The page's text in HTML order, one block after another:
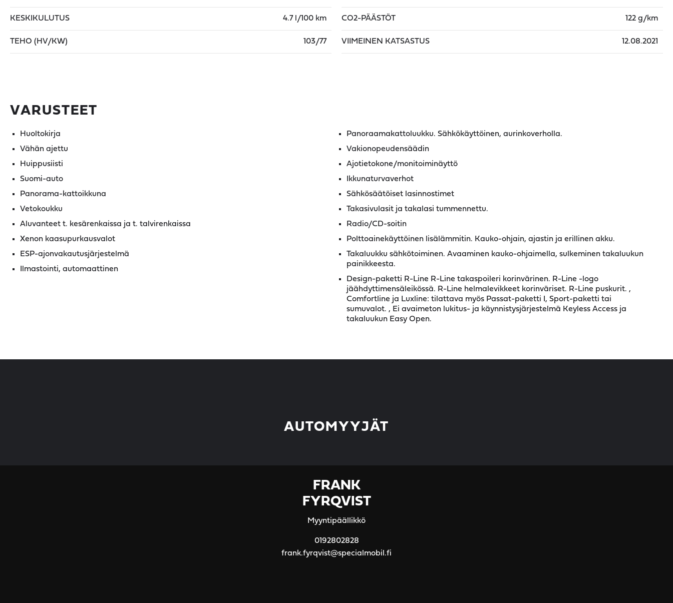
KESKIKULUTUS 4.7 l/100 km
TEHO (HV/KW) 103/77
CO2-PÄÄSTÖT 122 g/km
VIIMEINEN KATSASTUS 12.08.2021
VARUSTEET
Huoltokirja
Vähän ajettu
Huippusiisti
Suomi-auto
Panorama-kattoikkuna
Vetokoukku
Aluvanteet t. kesärenkaissa ja t. talvirenkaissa
Xenon kaasupurkausvalot
ESP-ajonvakautusjärjestelmä
Ilmastointi, automaattinen
Panoraamakattoluukku. Sähkökäyttöinen, aurinkoverholla.
Vakionopeudensäädin
Ajotietokone/monitoiminäyttö
Ikkunaturvaverhot
Sähkösäätöiset lasinnostimet
Takasivulasit ja takalasi tummennettu.
Radio/CD-soitin
Polttoainekäyttöinen lisälämmitin. Kauko-ohjain, ajastin ja erillinen akku.
Takaluukku sähkötoiminen. Avaaminen kauko-ohjaimella, sulkeminen takaluukun
painikkeesta.
Design-paketti R-Line R-Line takaspoileri korinvärinen. R-Line -logo
jäähdyttimensäleikössä. R-Line helmalevikkeet korinväriset. R-Line puskurit. ,
Comfortline ja Luxline: tilattava myös Passat-paketti I, Sport-paketti tai
sumuvalot. , Ei avaimeton lukitus- ja käynnistysjärjestelmä Keyless Access ja
takaluukun Easy Open.
AUTOMYYJÄT
FRANK
FYRQVIST
Myyntipäällikkö
0192802828
frank.fyrqvist@specialmobil.fi